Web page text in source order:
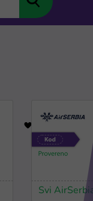
Svi